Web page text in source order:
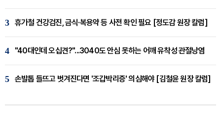
3 휴가철 건강검진, 금식·복용약 등 사전 확인 필요 [정도감 원장 칼럼]
4 "40대인데 오십견?"...3040도 안심 못하는 어깨 유착성 관절낭염
5 손발톱 들뜨고 벗겨진다면 '조갑박리증' 의심해야 [김철윤 원장 칼럼]